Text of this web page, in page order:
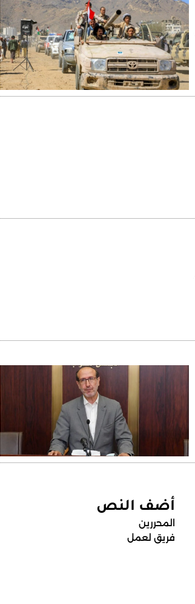
أضف النص
المحررين
فريق لعمل